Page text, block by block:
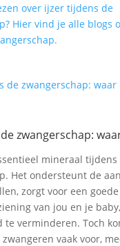
over ijzer tijdens de
Hier vind je alle blogs
zwangerschap:
mineraal tijdens
Het ondersteunt de
zorgt voor een goede
van jou en je
te verminderen. Toch
vaak voor,